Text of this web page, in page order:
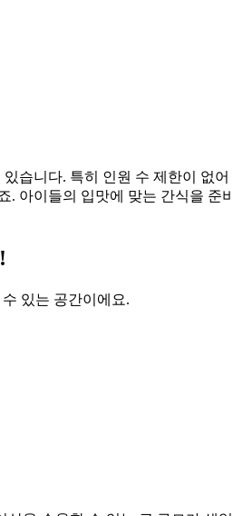
습니다. 특히 인원 수 제한이 없어
. 아이들의 입맛에 맞는 간식을 준
있는 공간이에요.